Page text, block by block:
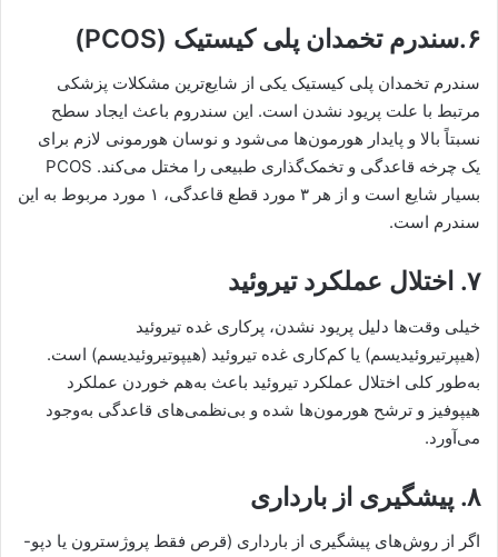
۶.سندرم تخمدان پلی کیستیک (PCOS)
سندرم تخمدان پلی کیستیک یکی از شایع‌ترین مشکلات پزشکی
مرتبط با علت پریود نشدن است. این سندروم باعث ایجاد سطح
نسبتاً بالا و پایدار هورمون‌ها می‌شود و نوسان هورمونی لازم برای
یک چرخه قاعدگی و تخمک‌گذاری طبیعی را مختل می‌کند. PCOS
بسیار شایع است و از هر ۳ مورد قطع قاعدگی، ۱ مورد مربوط به این
سندرم است.
۷. اختلال عملکرد تیروئید
خیلی وقت‌ها دلیل پریود نشدن، پرکاری غده تیروئید
(هیپرتیروئیدیسم) یا کم‌کاری غده تیروئید (هیپوتیروئیدیسم) است.
به‌طور کلی اختلال عملکرد تیروئید باعث به‌هم خوردن عملکرد
هیپوفیز و ترشح هورمون‌ها شده و بی‌نظمی‌های قاعدگی به‌وجود
می‌آورد.
۸. پیشگیری از بارداری
اگر از روش‌های پیشگیری از بارداری (قرص فقط پروژسترون یا دپو-